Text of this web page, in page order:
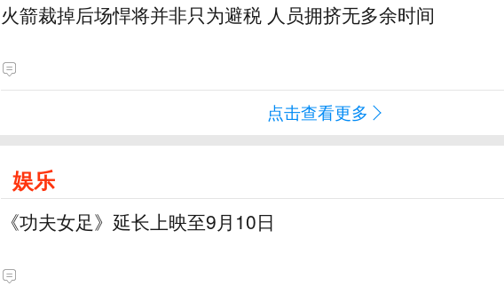
火箭裁掉后场悍将并非只为避税 人员拥挤无多余时间
点击查看更多
娱乐
《功夫女足》延长上映至9月10日